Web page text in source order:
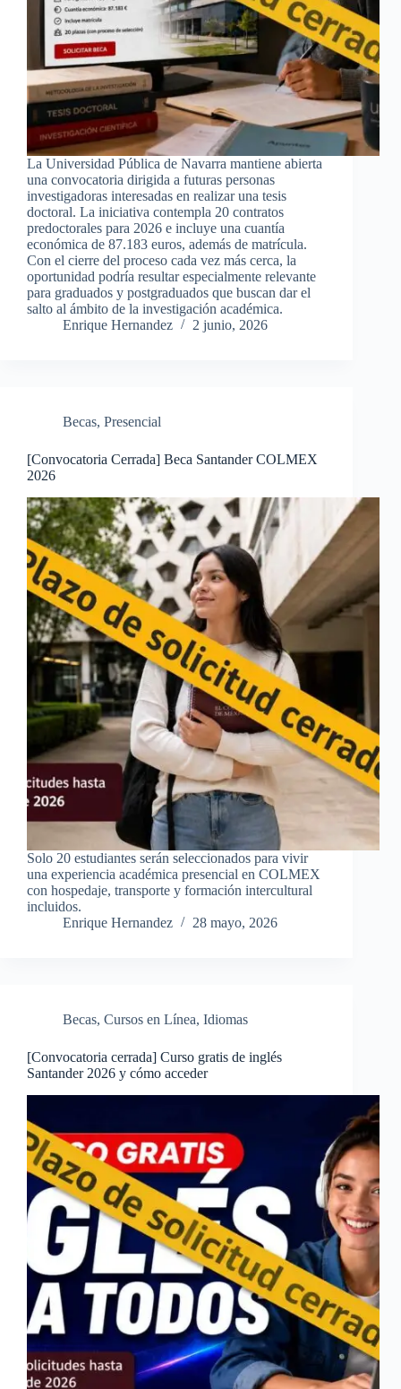
La Universidad Pública de Navarra mantiene abierta
una convocatoria dirigida a futuras personas
investigadoras interesadas en realizar una tesis
doctoral. La iniciativa contempla 20 contratos
predoctorales para 2026 e incluye una cuantía
económica de 87.183 euros, además de matrícula.
Con el cierre del proceso cada vez más cerca, la
oportunidad podría resultar especialmente relevante
para graduados y postgraduados que buscan dar el
salto al ámbito de la investigación académica.
Enrique Hernandez
2 junio, 2026
Becas, Presencial
[Convocatoria Cerrada] Beca Santander COLMEX
2026
Solo 20 estudiantes serán seleccionados para vivir
una experiencia académica presencial en COLMEX
con hospedaje, transporte y formación intercultural
incluidos.
Enrique Hernandez
28 mayo, 2026
Becas, Cursos en Línea, Idiomas
[Convocatoria cerrada] Curso gratis de inglés
Santander 2026 y cómo acceder